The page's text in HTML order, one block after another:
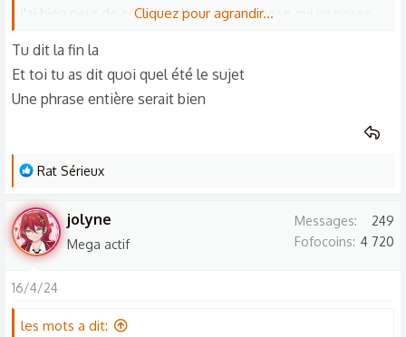
j'ai bien peur de comprendre quelque chose qui va poser
merci
Cliquez pour agrandir...
Tu dit la fin la
Et toi tu as dit quoi quel été le sujet
Une phrase entière serait bien
L
s
r
é
c
Rat Sérieux
jolyne
Mega actif
Messages
249
Fofocoins 4 720
16/4/24
les mots a dit: